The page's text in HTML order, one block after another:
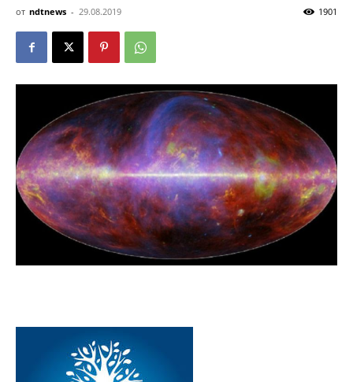
от ndtnews - 29.08.2019 1901